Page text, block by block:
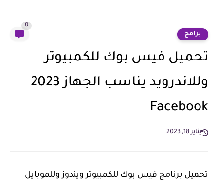
برامج
0
تحميل فيس بوك للكمبيوتر
وللاندرويد يناسب الجهاز 2023
Facebook
يناير 18, 2023
تحميل برنامج فيس بوك للكمبيوتر ويندوز وللموبايل